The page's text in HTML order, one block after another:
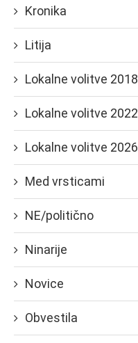
Kronika
Litija
Lokalne volitve 2018
Lokalne volitve 2022
Lokalne volitve 2026
Med vrsticami
NE/politično
Ninarije
Novice
Obvestila